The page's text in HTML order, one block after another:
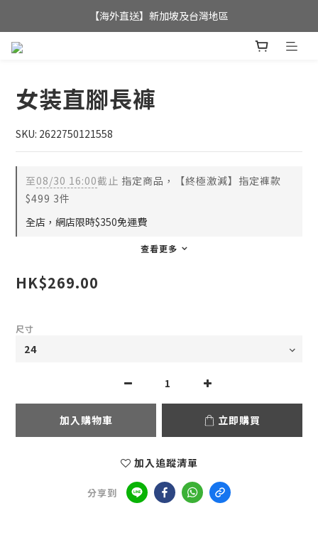
全店滿$350，即可享港澳地區免運費;
【海外直送】新加坡及台灣地區
女装直腳長褲
SKU: 2622750121558
至08/30 16:00截止 指定商品，【終極激減】指定褲款
$499 3件
全店，網店限時$350免運費
查看更多
HK$269.00
尺寸
加入購物車 立即購買
加入追蹤清單
分享到